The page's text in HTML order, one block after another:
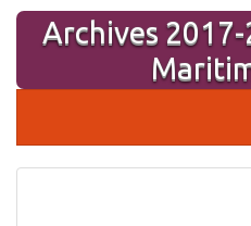
Aller
contenu
Archives